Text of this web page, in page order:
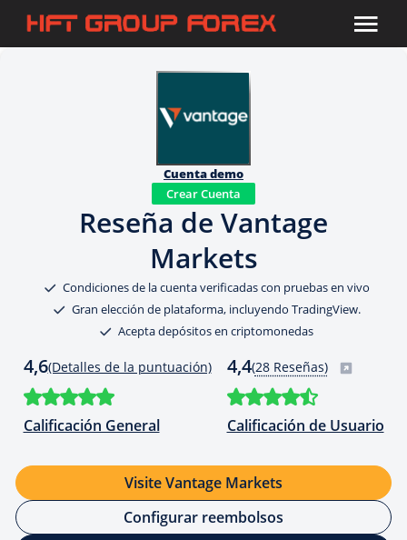
Cuenta demo
Crear Cuenta
Reseña de Vantage
Markets
Condiciones de la cuenta verificadas con pruebas en vivo
Gran elección de plataforma, incluyendo TradingView.
Acepta depósitos en criptomonedas
4,6(Detalles de la puntuación)
Calificación General
4,4(28 Reseñas)
Calificación de Usuario
Visite Vantage Markets
Configurar reembolsos